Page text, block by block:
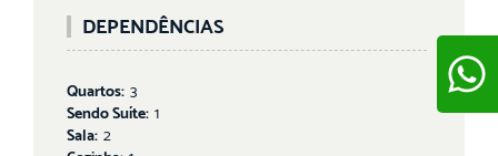
DEPENDÊNCIAS
Quartos: 3
Sendo Suíte: 1
Sala: 2